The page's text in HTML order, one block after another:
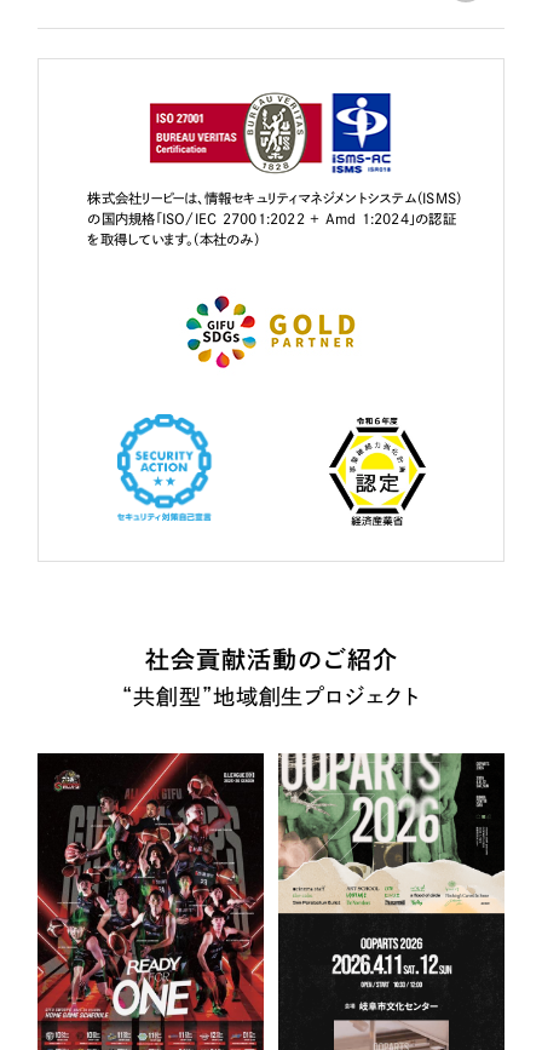
株式会社リーピーは、情報セキュリティマネジメントシステム（ISMS）
の国内規格「ISO/IEC 27001:2022 + Amd 1:2024」の認証
を取得しています。（本社のみ）
社会貢献活動のご紹介
“共創型”地域創生プロジェクト